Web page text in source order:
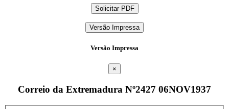
Versão Impressa
Versão Impressa
×
Correio da Extremadura Nº2427 06NOV1937